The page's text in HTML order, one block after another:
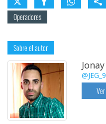
Operadores
Sobre el autor